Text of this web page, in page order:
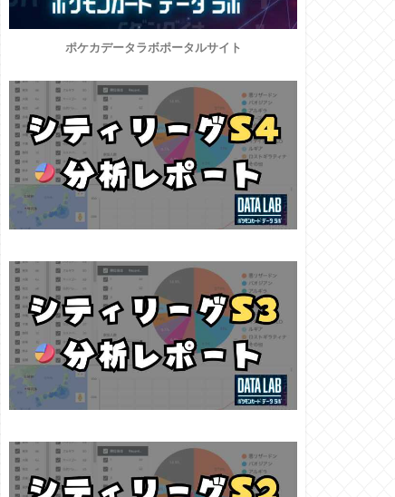
ポケカデータラボポータルサイト